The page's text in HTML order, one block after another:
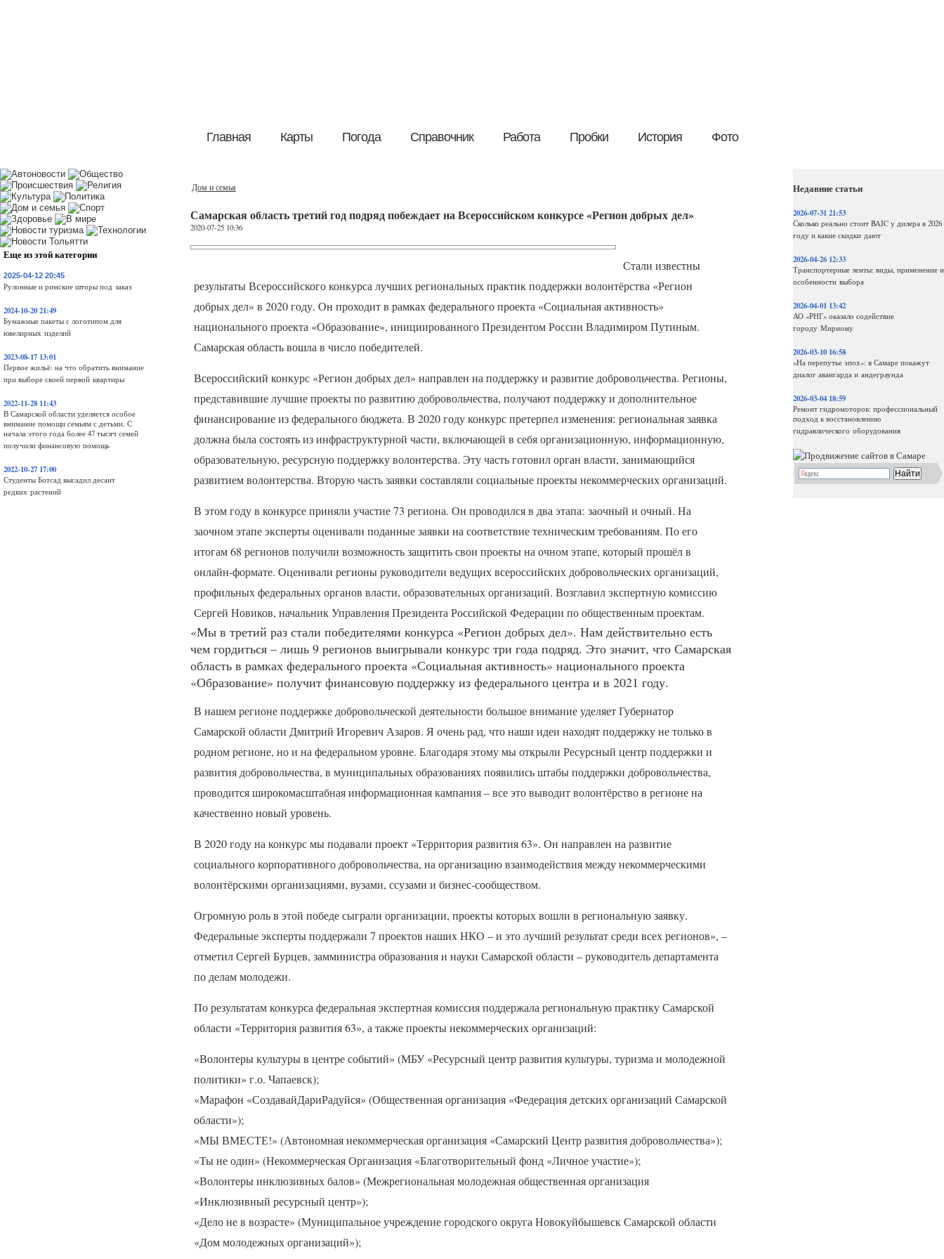
Главная Карты Погода Справочник Работа Пробки История Фото
Еще из этой категории
2025-04-12 20:45
Рулонные и римские шторы под заказ
2024-10-20 21:49
Бумажные пакеты с логотипом для
ювелирных изделий
2023-08-17 13:01
Первое жильё: на что обратить внимание
при выборе своей первой квартиры
2022-11-28 11:43
В Самарской области уделяется особое
внимание помощи семьям с детьми. С
начала этого года более 47 тысяч семей
получили финансовую помощь
2022-10-27 17:00
Студенты Ботсад высадил десант
редких растений
Недавние статьи
2026-07-31 21:53
Сколько реально стоит BAIC у дилера в 2026
году и какие скидки дают
2026-04-26 12:33
Транспортерные ленты: виды, применение и
особенности выбора
2026-04-01 13:42
АО «РНГ» оказало содействие
городу Мирному
2026-03-10 16:58
«На перепутье эпох»: в Самаре покажут
диалог авангарда и андеграунда
2026-03-04 18:59
Ремонт гидромоторов: профессиональный
подход к восстановлению
гидравлического оборудования
Дом и семья
Самарская область третий год подряд побеждает на Всероссийском конкурсе «Регион добрых дел»
2020-07-25 10:36
Стали известны
результаты Всероссийского конкурса лучших региональных практик поддержки волонтёрства «Регион
добрых дел» в 2020 году. Он проходит в рамках федерального проекта «Социальная активность»
национального проекта «Образование», инициированного Президентом России Владимиром Путиным.
Самарская область вошла в число победителей.
Всероссийский конкурс «Регион добрых дел» направлен на поддержку и развитие добровольчества. Регионы,
представившие лучшие проекты по развитию добровольчества, получают поддержку и дополнительное
финансирование из федерального бюджета. В 2020 году конкурс претерпел изменения: региональная заявка
должна была состоять из инфраструктурной части, включающей в себя организационную, информационную,
образовательную, ресурсную поддержку волонтерства. Эту часть готовил орган власти, занимающийся
развитием волонтерства. Вторую часть заявки составляли социальные проекты некоммерческих организаций.
В этом году в конкурсе приняли участие 73 региона. Он проводился в два этапа: заочный и очный. На
заочном этапе эксперты оценивали поданные заявки на соответствие техническим требованиям. По его
итогам 68 регионов получили возможность защитить свои проекты на очном этапе, который прошёл в
онлайн-формате. Оценивали регионы руководители ведущих всероссийских добровольческих организаций,
профильных федеральных органов власти, образовательных организаций. Возглавил экспертную комиссию
Сергей Новиков, начальник Управления Президента Российской Федерации по общественным проектам.
«Мы в третий раз стали победителями конкурса «Регион добрых дел». Нам действительно есть
чем гордиться – лишь 9 регионов выигрывали конкурс три года подряд. Это значит, что Самарская
область в рамках федерального проекта «Социальная активность» национального проекта
«Образование» получит финансовую поддержку из федерального центра и в 2021 году.
В нашем регионе поддержке добровольческой деятельности большое внимание уделяет Губернатор
Самарской области Дмитрий Игоревич Азаров. Я очень рад, что наши идеи находят поддержку не только в
родном регионе, но и на федеральном уровне. Благодаря этому мы открыли Ресурсный центр поддержки и
развития добровольчества, в муниципальных образованиях появились штабы поддержки добровольчества,
проводится широкомасштабная информационная кампания – все это выводит волонтёрство в регионе на
качественно новый уровень.
В 2020 году на конкурс мы подавали проект «Территория развития 63». Он направлен на развитие
социального корпоративного добровольчества, на организацию взаимодействия между некоммерческими
волонтёрскими организациями, вузами, ссузами и бизнес-сообществом.
Огромную роль в этой победе сыграли организации, проекты которых вошли в региональную заявку.
Федеральные эксперты поддержали 7 проектов нашихНКО – и это лучший результат среди всех регионов», –
отметил Сергей Бурцев, замминистра образования и науки Самарской области – руководитель департамента
по делам молодежи.
По результатам конкурса федеральная экспертная комиссия поддержала региональную практику Самарской
области «Территория развития 63», а также проекты некоммерческих организаций:
«Волонтеры культуры в центре событий» (МБУ«Ресурсный центр развития культуры, туризма и молодежной
политики» г.о. Чапаевск);
«Марафон «СоздавайДариРадуйся» (Общественная организация «Федерация детских организаций Самарской
области»);
«МЫВМЕСТЕ!» (Автономная некоммерческая организация «Самарский Центр развития добровольчества»);
«Ты не один» (Некоммерческая Организация «Благотворительный фонд «Личное участие»);
«Волонтеры инклюзивных балов» (Межрегиональная молодежная общественная организация
«Инклюзивный ресурсный центр»);
«Дело не в возрасте» (Муниципальное учреждение городского округа Новокуйбышевск Самарской области
«Дом молодежных организаций»);